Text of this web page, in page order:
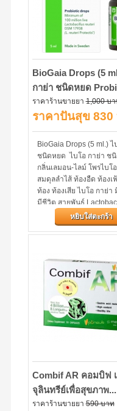
BioGaia Drops (5
กาย่า ชนิดหยด
ราคาร้านขายยา1,000 บ
ราคาปันสุข 830
BioGaia Drops (5 ml.) ไ
ชนิดหยด ไบโอ กาย่า ชนิ
กลิ่นเลมอน-ไลม์ โพรไบโ
สมดุลลำไส้ ท้องอืด ท้องเ
ท้อง ท้องเสีย ไบโอ กาย่า
มีชีวิต สายพันธุ์
reuteri...
หยิบใส่ตะกร้า
Combif AR คอมบิฟ
จุลินทรีย์เพื่อสุขภาพ...
ราคาร้านขายยา590 บาท